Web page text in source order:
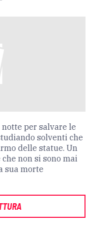
per salvare le
solventi che
delle statue. Un
non si sono mai
sua morte